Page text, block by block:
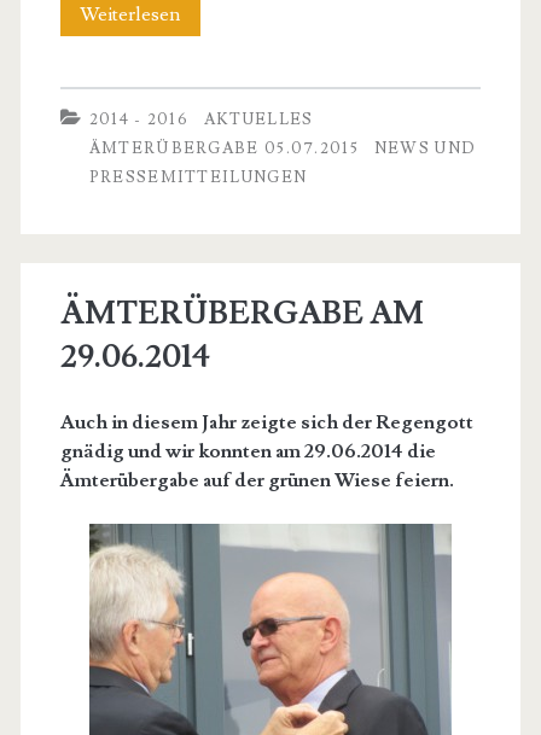
WeiterlesenÄmterübergabe
2014 - 2016
AKTUELLES
ÄMTERÜBERGABE 05.07.2015
NEWS UND
PRESSEMITTEILUNGEN
ÄMTERÜBERGABE AM
29.06.2014
Auch in diesem Jahr zeigte sich der Regengott
gnädig und wir konnten am 29.06.2014 die
Ämterübergabe auf der grünen Wiese feiern.